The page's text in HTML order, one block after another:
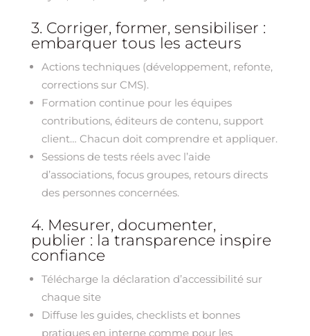
3. Corriger, former, sensibiliser :
embarquer tous les acteurs
Actions techniques (développement, refonte,
corrections sur CMS).
Formation continue pour les équipes
contributions, éditeurs de contenu, support
client… Chacun doit comprendre et appliquer.
Sessions de tests réels avec l’aide
d’associations, focus groupes, retours directs
des personnes concernées.
4. Mesurer, documenter,
publier : la transparence inspire
confiance
Télécharge la déclaration d’accessibilité sur
chaque site
Diffuse les guides, checklists et bonnes
pratiques en interne comme pour les